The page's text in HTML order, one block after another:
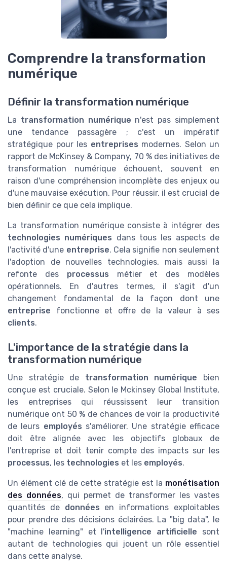
Comprendre la transformation
numérique
Définir la transformation numérique
La transformation numérique n'est pas simplement
une tendance passagère ; c'est un impératif
stratégique pour les entreprises modernes. Selon un
rapport de McKinsey & Company, 70 % des initiatives de
transformation numérique échouent, souvent en
raison d'une compréhension incomplète des enjeux ou
d'une mauvaise exécution. Pour réussir, il est crucial de
bien définir ce que cela implique.
La transformation numérique consiste à intégrer des
technologies numériques dans tous les aspects de
l'activité d'une entreprise. Cela signifie non seulement
l'adoption de nouvelles technologies, mais aussi la
refonte des processus métier et des modèles
opérationnels. En d'autres termes, il s'agit d'un
changement fondamental de la façon dont une
entreprise fonctionne et offre de la valeur à ses
clients.
L'importance de la stratégie dans la
transformation numérique
Une stratégie de transformation numérique bien
conçue est cruciale. Selon le Mckinsey Global Institute,
les entreprises qui réussissent leur transition
numérique ont 50 % de chances de voir la productivité
de leurs employés s'améliorer. Une stratégie efficace
doit être alignée avec les objectifs globaux de
l'entreprise et doit tenir compte des impacts sur les
processus, les technologies et les employés.
Un élément clé de cette stratégie est la monétisation
des données, qui permet de transformer les vastes
quantités de données en informations exploitables
pour prendre des décisions éclairées. La "big data", le
"machine learning" et l'intelligence artificielle sont
autant de technologies qui jouent un rôle essentiel
dans cette analyse.